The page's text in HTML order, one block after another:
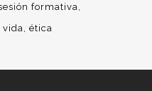
formativa
vida ética